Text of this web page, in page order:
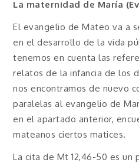
La maternidad de María
El evangelio de Mateo va a
en el desarrollo de la vida
tenemos en cuenta las
relatos de la infancia de los
nos encontramos de nuevo
paralelas al evangelio de
en el apartado anterior,
mateanos ciertos matices.
La cita de Mt 12,46-50 es un